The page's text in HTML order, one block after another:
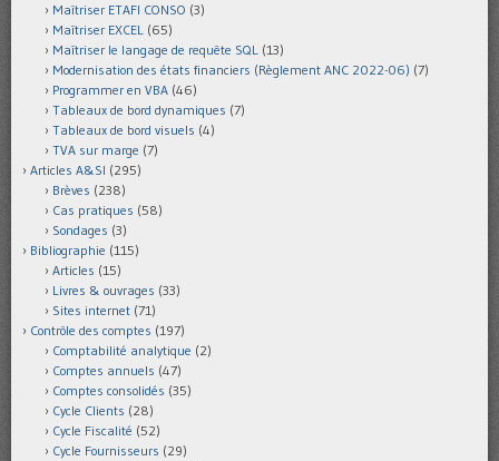
Maîtriser ETAFI CONSO (3)
Maîtriser EXCEL (65)
Maîtriser le langage de requête SQL (13)
Modernisation des états financiers (Règlement ANC 2022-06) (7)
Programmer en VBA (46)
Tableaux de bord dynamiques (7)
Tableaux de bord visuels (4)
TVA sur marge (7)
Articles A&SI (295)
Brèves (238)
Cas pratiques (58)
Sondages (3)
Bibliographie (115)
Articles (15)
Livres & ouvrages (33)
Sites internet (71)
Contrôle des comptes (197)
Comptabilité analytique (2)
Comptes annuels (47)
Comptes consolidés (35)
Cycle Clients (28)
Cycle Fiscalité (52)
Cycle Fournisseurs (29)